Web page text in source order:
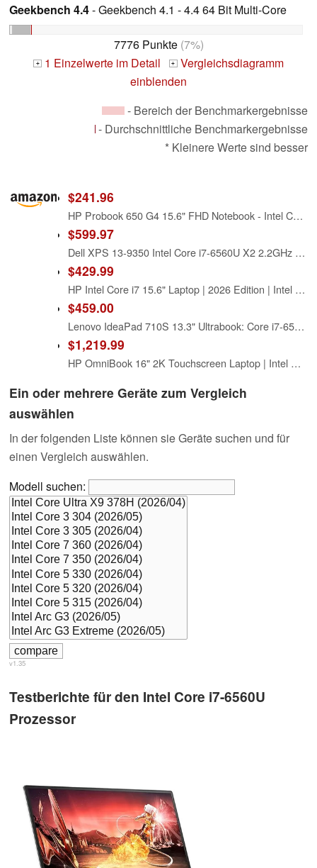
Geekbench 4.4- Geekbench 4.1 - 4.4 64 Bit Multi-Core
7776 Punkte(7%)
+ 1 Einzelwerte im Detail + Vergleichsdiagramm
einblenden
- Bereich der Benchmarkergebnisse
- Durchschnittliche Benchmarkergebnisse
* Kleinere Werte sind besser
$241.96
HP Probook 650 G4 15.6" FHD Notebook - Intel Core i7 8650U 1.9 GHz - 8 GB RAM - 256 GB SSD - Windows 11 (Renewed)
$599.97
Dell XPS 13-9350 Intel Core i7-6560U X2 2.2GHz 16GB 512GB SSD 13.3in, Silver (Renewed)
$429.99
HP Intel Core i7 15.6" Laptop | 2026 Edition | Intel High-Performance Core i7-1255U up to 4.7GHz | 8GB RAM - 256GB PCIe SSD | Webcam | Windows 11 with Office 365 for The Web | Business & Academic
$459.00
Lenovo IdeaPad 710S 13.3" Ultrabook: Core i7-6560U, 256GB SSD, 8GB RAM, Full HD 1080p Display
$1,219.99
HP OmniBook 16" 2K Touchscreen Laptop | Intel Core Ultra 7 255U (Beats i9-10880H) | 32GB RAM | 2TB SSD | Intel Integrated Graphics | Win 11 | Fast Charge | Wi-Fi 7 | W/Mouse
Ein oder mehrere Geräte zum Vergleich
auswählen
In der folgenden Liste können sie Geräte suchen und für
einen Vergleich auswählen.
Modell suchen:
v1.35
Testberichte für den Intel Core i7-6560U
Prozessor